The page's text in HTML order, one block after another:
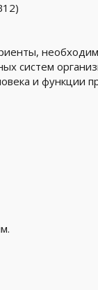
систем
и функции